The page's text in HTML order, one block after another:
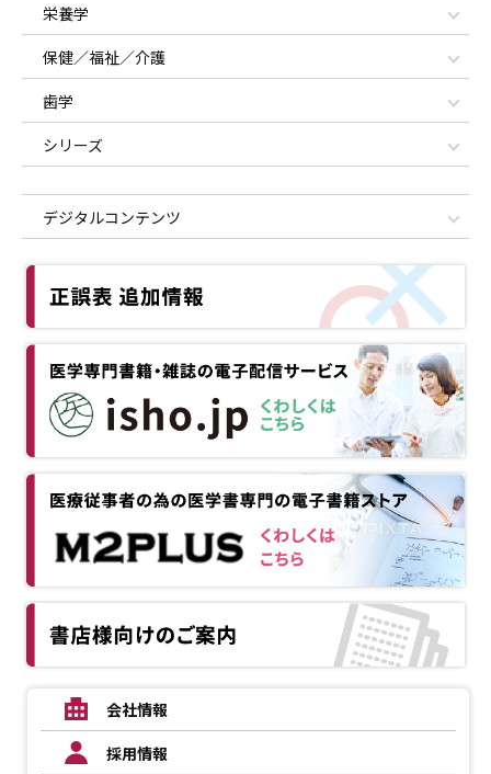
栄養学
保健／福祉／介護
歯学
シリーズ
デジタルコンテンツ
会社情報
採用情報